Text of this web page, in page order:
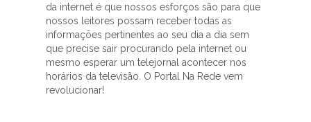
da internet é que nossos esforços são para que
nossos leitores possam receber todas as
informações pertinentes ao seu dia a dia sem
que precise sair procurando pela internet ou
mesmo esperar um telejornal acontecer nos
horários da televisão. O Portal Na Rede vem
revolucionar!